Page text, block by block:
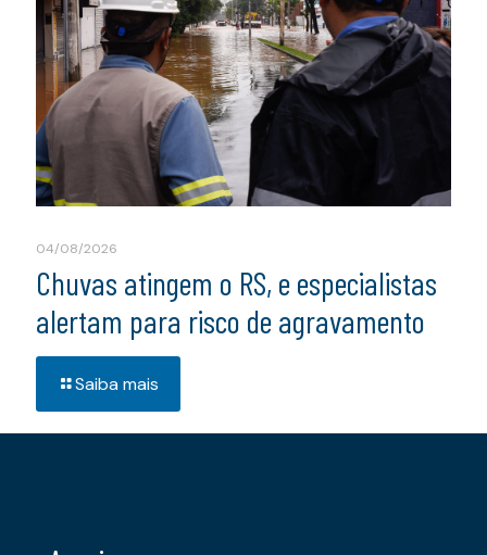
04/08/2026
Chuvas atingem o RS, e especialistas
alertam para risco de agravamento
Saiba mais